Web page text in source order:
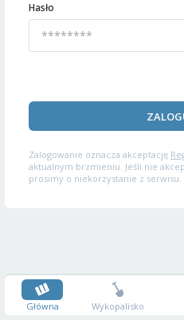
Hasło
Zalogowanie oznacza akceptację
aktualnym brzmieniu. Jeśli nie
prosimy o niekorzystanie z serwisu.
Główna Wykopalisko